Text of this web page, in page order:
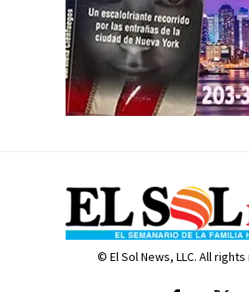
© El Sol News, LLC. All